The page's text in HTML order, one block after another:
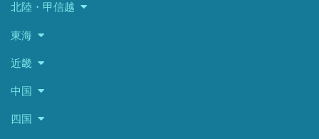
北陸・甲信越
東海
近畿
中国
四国